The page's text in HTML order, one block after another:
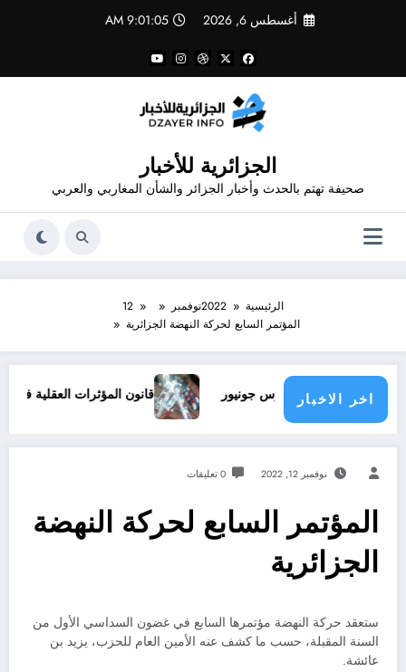
أغسطس 6, 2026 9:01:06 AM
الجزائرية للأخبار
صحيفة تهتم بالحدث وأخبار الجزائر والشأن المغاربي والعربي
الرئيسية 2022نوفمبر
12
المؤتمر السابع لحركة النهضة الجزائرية
اخر الاخبار
ملف فينيسيوس جونيور قانون المؤثرات العقلية في الجزائر
نوفمبر 12, 2022 0 تعليقات
المؤتمر السابع لحركة النهضة
الجزائرية
ستعقد حركة النهضة مؤتمرها السابع في غضون السداسي الأول من
السنة المقبلة، حسب ما كشف عنه الأمين العام للحزب، يزيد بن
عائشة.